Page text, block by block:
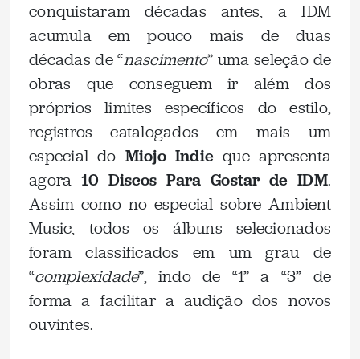
conquistaram décadas antes, a IDM
acumula em pouco mais de duas
décadas de “nascimento” uma seleção de
obras que conseguem ir além dos
próprios limites específicos do estilo,
registros catalogados em mais um
especial do Miojo Indie que apresenta
agora 10 Discos Para Gostar de IDM.
Assim como no especial sobre Ambient
Music, todos os álbuns selecionados
foram classificados em um grau de
“complexidade”, indo de “1” a “3” de
forma a facilitar a audição dos novos
ouvintes.